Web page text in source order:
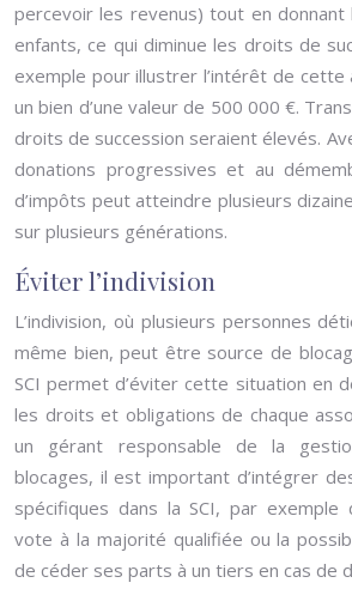
percevoir les revenus) tout en
enfants, ce qui diminue les droits de
exemple pour illustrer l’intérêt de cette
un bien d’une valeur de 500 000 €.
droits de succession seraient élevés.
donations progressives et au
d’impôts peut atteindre plusieurs
sur plusieurs générations.
Éviter l’indivision
L’indivision, où plusieurs personnes
même bien, peut être source de
SCI permet d’éviter cette situation en
les droits et obligations de chaque
un gérant responsable de la
blocages, il est important d’intégrer
spécifiques dans la SCI, par exemple
vote à la majorité qualifiée ou la
de céder ses parts à un tiers en cas de